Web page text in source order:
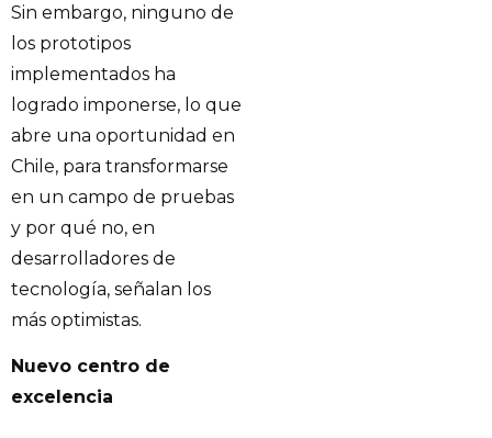
Sin embargo, ninguno de
los prototipos
implementados ha
logrado imponerse, lo que
abre una oportunidad en
Chile, para transformarse
en un campo de pruebas
y por qué no, en
desarrolladores de
tecnología, señalan los
más optimistas.
Nuevo centro de
excelencia